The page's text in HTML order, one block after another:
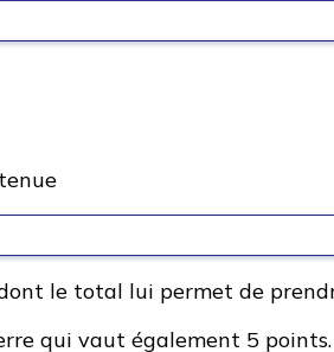
le total lui permet de
qui vaut également 5 points.